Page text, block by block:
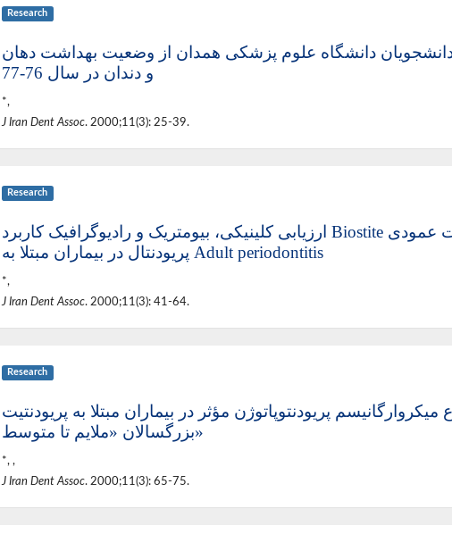
Research
دانشگاه علوم پزشکی همدان از وضعیت بهداشت دهان
و دندان در سال 76-77
*,
J Iran Dent Assoc. 2000;11(3): 25-39.
Research
ارزیابی کلینیکی، بیومتریک و رادیوگرافیک کاربرد Biostite در درمان ضایعات عمودی
پریودنتال در بیماران مبتلا به Adult periodontitis
*,
J Iran Dent Assoc. 2000;11(3): 41-64.
Research
پریودنتوپاتوژن مؤثر در بیماران مبتلا به پریودنتیت
بزرگسالان «ملایم تا متوسط»
*, ,
J Iran Dent Assoc. 2000;11(3): 65-75.